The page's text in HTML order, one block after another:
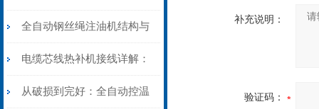
阻”到“波形特征”的精准诊
断逻辑
动电缆修复机的快速换型逻
辑
全自动钢丝绳注油机结构与
工作原理：揭秘高效润滑的
机械密码
电缆芯线热补机接线详解：
从入门到精通
从破损到完好：全自动控温
补充说明：
验证码：